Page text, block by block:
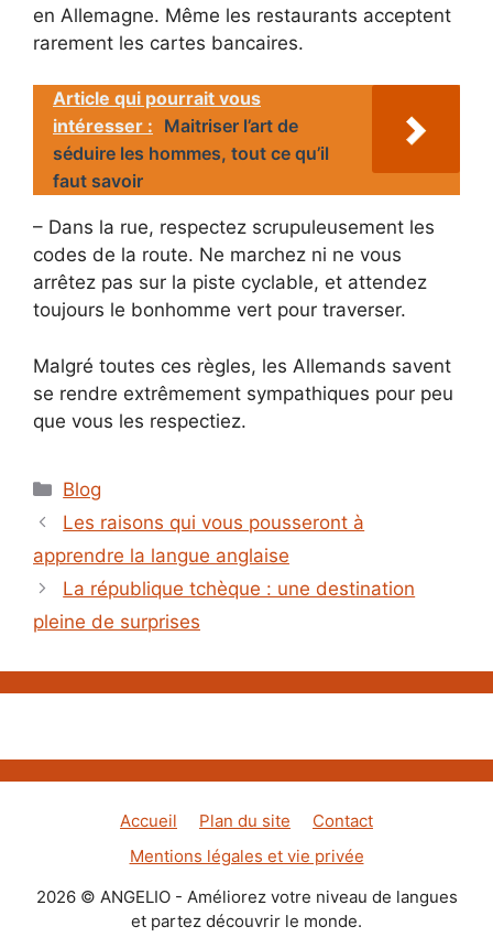
en Allemagne. Même les restaurants acceptent
rarement les cartes bancaires.
Article qui pourrait vous
intéresser : Maitriser l’art de
séduire les hommes, tout ce qu’il
faut savoir
– Dans la rue, respectez scrupuleusement les
codes de la route. Ne marchez ni ne vous
arrêtez pas sur la piste cyclable, et attendez
toujours le bonhomme vert pour traverser.
Malgré toutes ces règles, les Allemands savent
se rendre extrêmement sympathiques pour peu
que vous les respectiez.
Catégories
Blog
Les raisons qui vous pousseront à
apprendre la langue anglaise
La république tchèque : une destination
pleine de surprises
Accueil Plan du site
Contact
Mentions légales et vie privée
2026 © ANGELIO - Améliorez votre niveau de langues
et partez découvrir le monde.